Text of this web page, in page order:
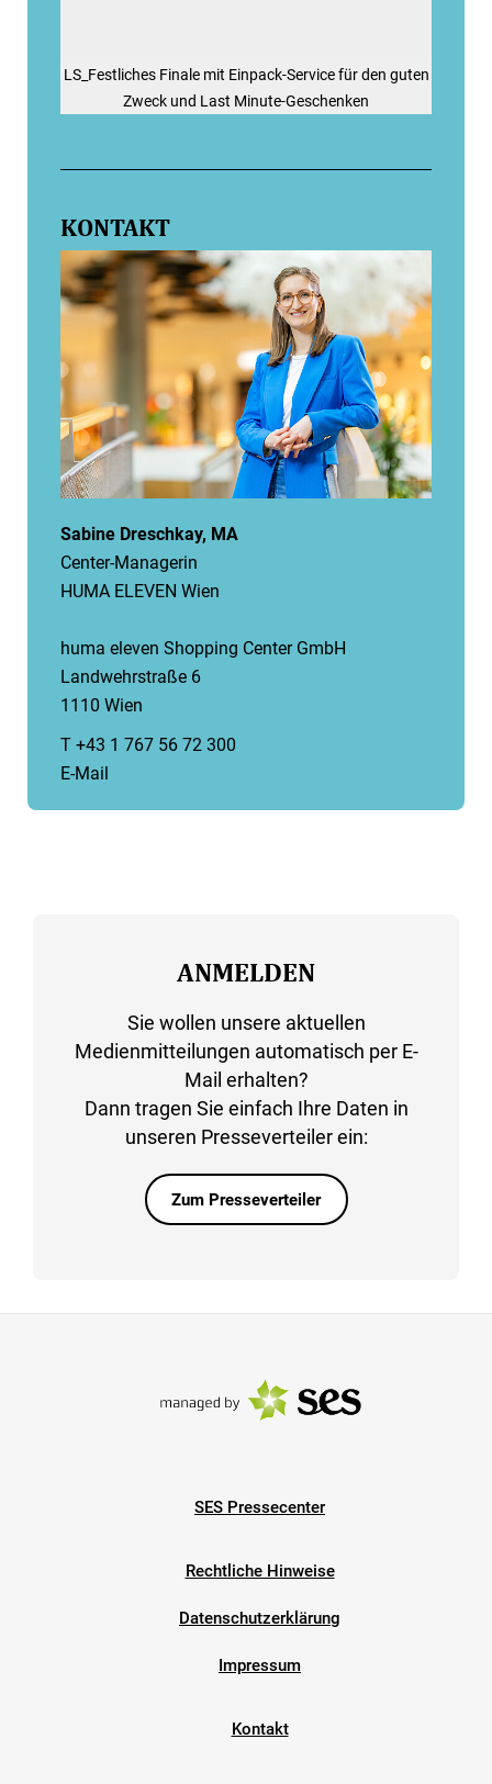
LS_Festliches Finale mit Einpack-Service für den guten
Zweck und Last Minute-Geschenken
KONTAKT
Sabine Dreschkay, MA
Center-Managerin
HUMA ELEVEN Wien
huma eleven Shopping Center GmbH
Landwehrstraße 6
1110 Wien
T +43 1 767 56 72 300
E-Mail
ANMELDEN
Sie wollen unsere aktuellen
Medienmitteilungen automatisch per E-
Mail erhalten?
Dann tragen Sie einfach Ihre Daten in
unseren Presseverteiler ein:
Zum Presseverteiler
SES Pressecenter
Rechtliche Hinweise
Datenschutzerklärung
Impressum
Kontakt